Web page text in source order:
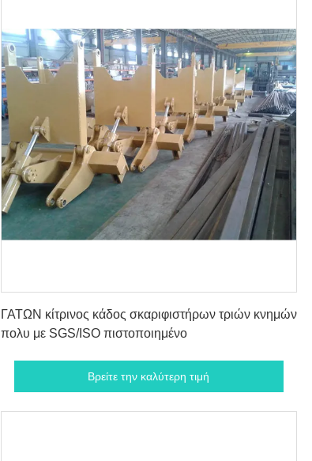
ΓΑΤΩΝ κίτρινος κάδος σκαριφιστήρων τριών κνημών
πολυ με SGS/ISO πιστοποιημένο
Βρείτε την καλύτερη τιμή